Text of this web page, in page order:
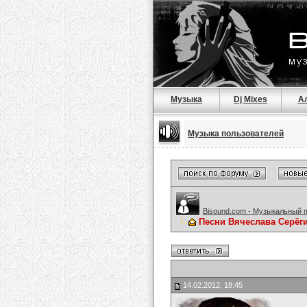
Музыка Dj Mixes
Музыка пользователей
Bisound.com - Музыкальный
Песни Вячеслава
14.02.2012, 18:45